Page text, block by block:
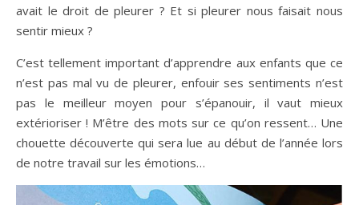
avait le droit de pleurer ? Et si pleurer nous faisait nous
sentir mieux ?
C’est tellement important d’apprendre aux enfants que ce
n’est pas mal vu de pleurer, enfouir ses sentiments n’est
pas le meilleur moyen pour s’épanouir, il vaut mieux
extérioriser ! M’être des mots sur ce qu’on ressent… Une
chouette découverte qui sera lue au début de l’année lors
de notre travail sur les émotions…